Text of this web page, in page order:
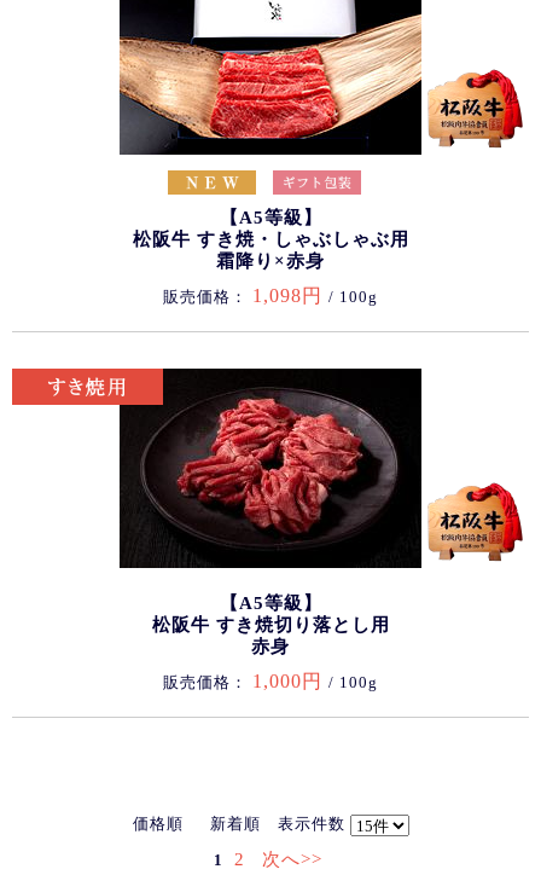
【A5等級】
松阪牛 すき焼・しゃぶしゃぶ用
霜降り×赤身
販売価格： 1,098円 / 100g
【A5等級】
松阪牛 すき焼切り落とし用
赤身
販売価格： 1,000円 / 100g
価格順 新着順 表示件数
1 2 次へ>>